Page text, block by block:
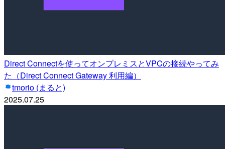
Direct Connectを使ってオンプレミスとVPCの接続やってみ
た（Direct Connect Gateway 利用編）
tmorio (まると)
2025.07.25